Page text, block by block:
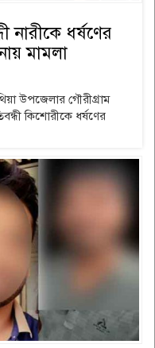
নারীকে ধর্ষণের
মামলা
উপজেলার গৌরীগ্রাম
কিশোরীকে ধর্ষণের